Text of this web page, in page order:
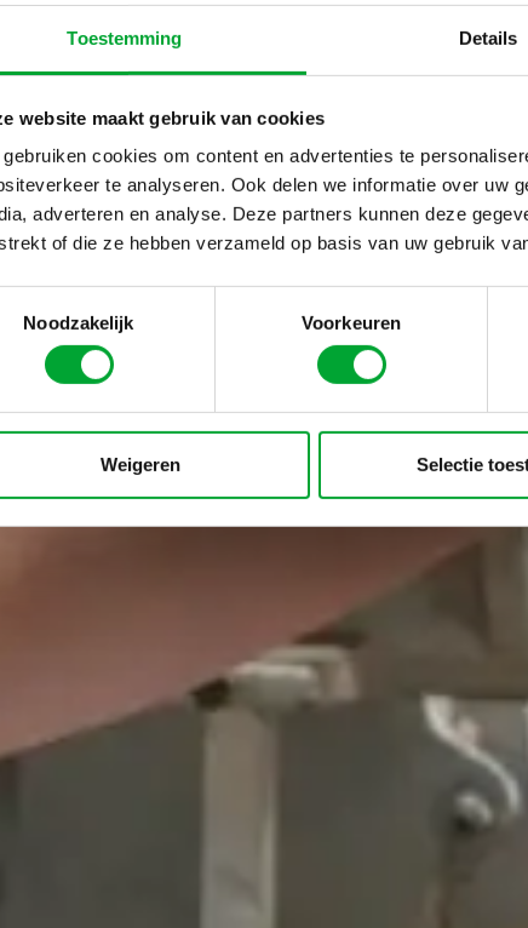
Toestemming Details
website maakt gebruik van cookies
gebruiken cookies om content en advertenties te
te analyseren. Ook delen we informatie over uw
adverteren en analyse. Deze partners kunnen deze
of die ze hebben verzameld op basis van uw gebruik
Noodzakelijk
Voorkeuren
Weigeren Selectie